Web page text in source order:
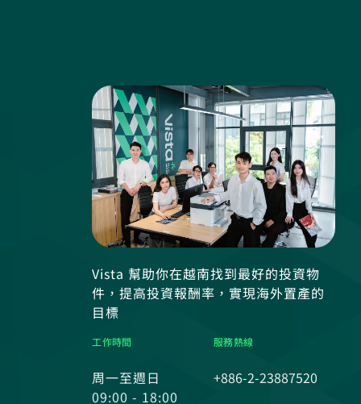
Vista 幫助你在越南找到最好的投資物
件，提高投資報酬率，實現海外置產的
目標
工作時間
周一至週日
09:00 - 18:00
服務熱線
+886-2-23887520